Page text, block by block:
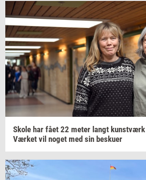
Skole har fået 22 meter langt kunst­værk
Vær­ket vil noget med sin be­sku­er